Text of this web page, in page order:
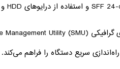
سریع دستگاه را فراهم